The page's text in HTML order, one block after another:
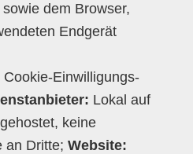
dem Browser,
Endgerät
Cookie-Einwilligungs-
Lokal auf
keine
an Dritte; Website: